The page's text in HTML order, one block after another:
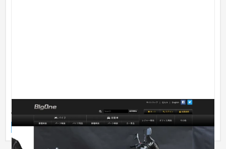
バイクパーツ通販 BIGONE
ECサイト 自動車・バイク 51〜100万円